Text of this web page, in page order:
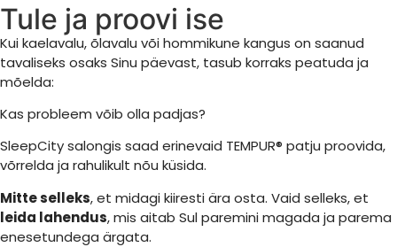
Tule ja proovi ise
Kui kaelavalu, õlavalu või hommikune kangus on saanud
tavaliseks osaks Sinu päevast, tasub korraks peatuda ja
mõelda:
Kas probleem võib olla padjas?
SleepCity salongis saad erinevaid TEMPUR® patju proovida,
võrrelda ja rahulikult nõu küsida.
Mitte selleks, et midagi kiiresti ära osta. Vaid selleks, et
leida lahendus, mis aitab Sul paremini magada ja parema
enesetundega ärgata.